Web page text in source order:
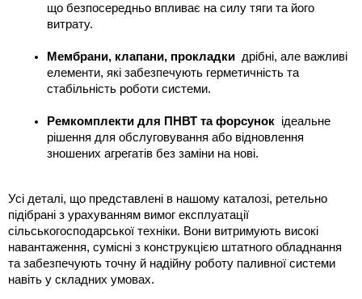
що безпосередньо впливає на силу тяги та його
витрату.
Мембрани, клапани, прокладки дрібні, але важливі
елементи, які забезпечують герметичність та
стабільність роботи системи.
Ремкомплекти для ПНВТ та форсунок ідеальне
рішення для обслуговування або відновлення
зношених агрегатів без заміни на нові.
Усі деталі, що представлені в нашому каталозі, ретельно
підібрані з урахуванням вимог експлуатації
сільськогосподарської техніки. Вони витримують високі
навантаження, сумісні з конструкцією штатного обладнання
та забезпечують точну й надійну роботу паливної системи
навіть у складних умовах.